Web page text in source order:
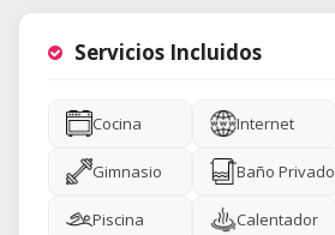
Servicios Incluidos
Cocina Internet
Gimnasio Baño Privado
Piscina Calentador